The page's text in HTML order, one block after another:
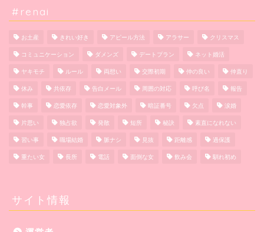
#renai
お土産 きれい好き アピール方法 アラサー クリスマス
コミュニケーション ダメンズ デートプラン ネット婚活
ヤキモチ ルール 両想い 交際初期 仲の良い 仲直り
休み 共依存 告白メール 周囲の対応 呼び名 報告
幹事 恋愛依存 恋愛対象外 暗証番号 欠点 涙婚
片思い 独占欲 発散 短所 秘訣 素直になれない
習い事 職場結婚 脈ナシ 見抜 距離感 過保護
重たい女 長所 電話 面倒な女 飲み会 馴れ初め
サイト情報